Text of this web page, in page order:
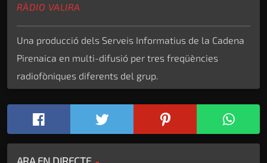
RÀDIO VALIRA
Una producció dels Serveis Informatius de la Cadena
Pirenaica en multi-difusió per tres freqüències
radiofòniques diferents del grup.